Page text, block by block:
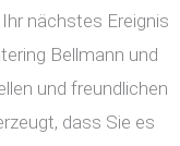
nächstes Ereignis
Bellmann und
und freundlichen
dass Sie es